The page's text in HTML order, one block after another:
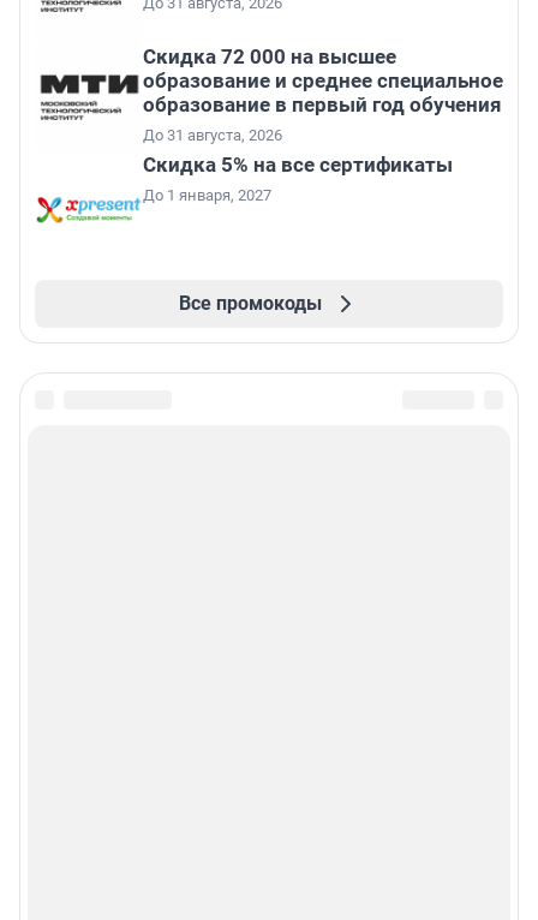
Скидка 72 000 на высшее
образование и среднее специальное
образование в первый год обучения
До 31 августа, 2026
Скидка 5% на все сертификаты
До 1 января, 2027
Все промокоды